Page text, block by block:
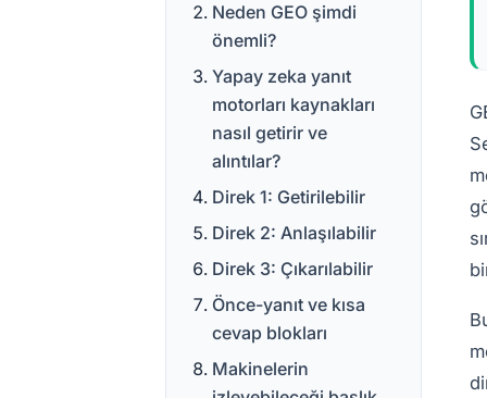
Neden GEO şimdi
önemli?
Yapay zeka yanıt
motorları kaynakları
nasıl getirir ve
alıntılar?
Direk 1: Getirilebilir
Direk 2: Anlaşılabilir
Direk 3: Çıkarılabilir
Önce-yanıt ve kısa
cevap blokları
Makinelerin